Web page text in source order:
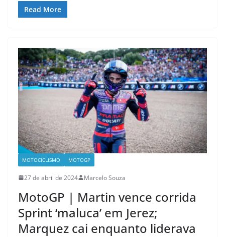
Read More
MOTOCICLISMO MOTOGP
27 de abril de 2024 Marcelo Souza
MotoGP | Martin vence corrida
Sprint ‘maluca’ em Jerez;
Marquez cai enquanto liderava